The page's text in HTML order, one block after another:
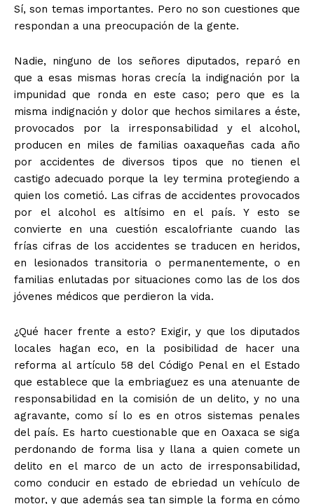
Sí, son temas importantes. Pero no son cuestiones que
respondan a una preocupación de la gente.
Nadie, ninguno de los señores diputados, reparó en
que a esas mismas horas crecía la indignación por la
impunidad que ronda en este caso; pero que es la
misma indignación y dolor que hechos similares a éste,
provocados por la irresponsabilidad y el alcohol,
producen en miles de familias oaxaqueñas cada año
por accidentes de diversos tipos que no tienen el
castigo adecuado porque la ley termina protegiendo a
quien los cometió. Las cifras de accidentes provocados
por el alcohol es altísimo en el país. Y esto se
convierte en una cuestión escalofriante cuando las
frías cifras de los accidentes se traducen en heridos,
en lesionados transitoria o permanentemente, o en
familias enlutadas por situaciones como las de los dos
jóvenes médicos que perdieron la vida.
¿Qué hacer frente a esto? Exigir, y que los diputados
locales hagan eco, en la posibilidad de hacer una
reforma al artículo 58 del Código Penal en el Estado
que establece que la embriaguez es una atenuante de
responsabilidad en la comisión de un delito, y no una
agravante, como sí lo es en otros sistemas penales
del país. Es harto cuestionable que en Oaxaca se siga
perdonando de forma lisa y llana a quien comete un
delito en el marco de un acto de irresponsabilidad,
como conducir en estado de ebriedad un vehículo de
motor, y que además sea tan simple la forma en cómo